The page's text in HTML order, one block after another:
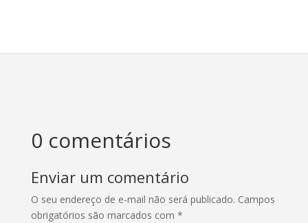
0 comentários
Enviar um comentário
O seu endereço de e-mail não será publicado. Campos
obrigatórios são marcados com *